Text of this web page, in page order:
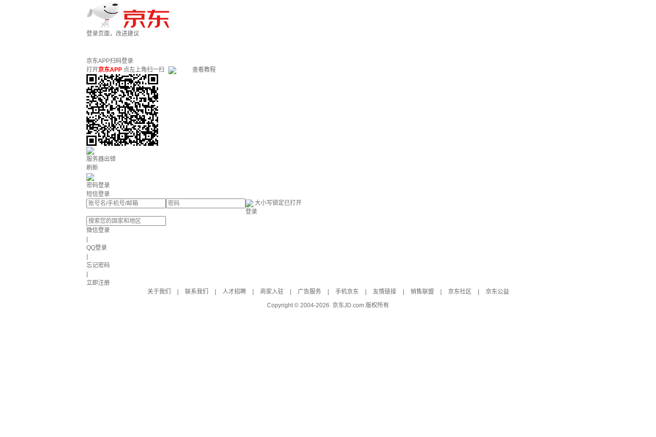
登录页面，改进建议
京东APP扫码登录
打开京东APP 点左上角扫一扫 查看教程
服务器出错
刷新
密码登录
短信登录
大小写锁定已打开
登录
微信登录
QQ登录
忘记密码
立即注册
关于我们
联系我们 人才招聘 商家入驻 广告服务 手机京东 友情链接 销售联盟 京东社区
京东公益
Copyright © 2004-2026 京东JD.com 版权所有